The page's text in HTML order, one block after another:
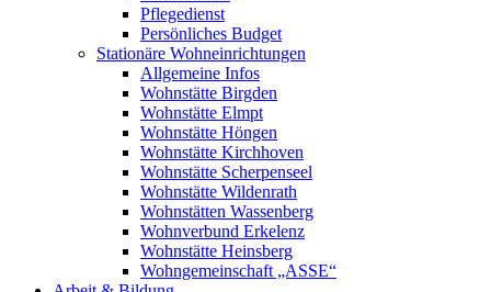
Pflegedienst
Persönliches Budget
Stationäre Wohneinrichtungen
Allgemeine Infos
Wohnstätte Birgden
Wohnstätte Elmpt
Wohnstätte Höngen
Wohnstätte Kirchhoven
Wohnstätte Scherpenseel
Wohnstätte Wildenrath
Wohnstätten Wassenberg
Wohnverbund Erkelenz
Wohnstätte Heinsberg
Wohngemeinschaft „ASSE“